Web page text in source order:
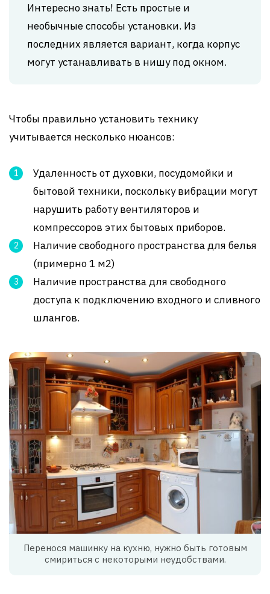
Интересно знать! Есть простые и
необычные способы установки. Из
последних является вариант, когда корпус
могут устанавливать в нишу под окном.
Чтобы правильно установить технику
учитывается несколько нюансов:
Удаленность от духовки, посудомойки и
бытовой техники, поскольку вибрации могут
нарушить работу вентиляторов и
компрессоров этих бытовых приборов.
Наличие свободного пространства для белья
(примерно 1 м2)
Наличие пространства для свободного
доступа к подключению входного и сливного
шлангов.
Перенося машинку на кухню, нужно быть готовым
смириться с некоторыми неудобствами.